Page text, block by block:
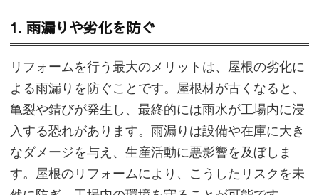
1. 雨漏りや劣化を防ぐ
リフォームを行う最大のメリットは、屋根の劣化に
よる雨漏りを防ぐことです。屋根材が古くなると、
亀裂や錆びが発生し、最終的には雨水が工場内に浸
入する恐れがあります。雨漏りは設備や在庫に大き
なダメージを与え、生産活動に悪影響を及ぼしま
す。屋根のリフォームにより、こうしたリスクを未